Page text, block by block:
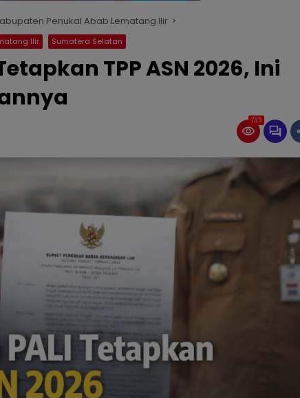
Penukal Abab Lematang Ilir
Ilir Sumatera Selatan
TPP ASN 2026, Ini
733